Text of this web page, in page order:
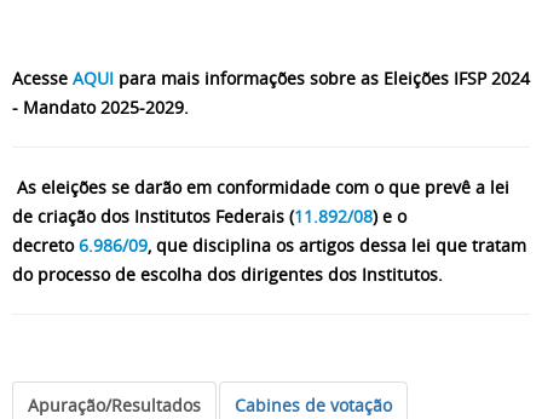
Acesse AQUI para mais informações sobre as Eleições IFSP 2024
- Mandato 2025-2029.
As eleições se darão em conformidade com o que prevê a lei
de criação dos Institutos Federais (11.892/08) e o
decreto6.986/09, que disciplina os artigos dessa lei que tratam
do processo de escolha dos dirigentes dos Institutos.
Apuração/Resultados
Cabines de votação